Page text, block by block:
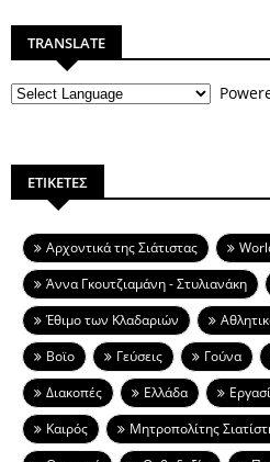
TRANSLATE
ΕΤΙΚΕΤΕΣ
Aρχοντικά της Σιάτιστας
Άννα Γκουτζιαμάνη - Στυλιανάκη
Έθιμο των Κλαδαριών
Βοϊο
Γεύσεις Γούνα
Διακοπές
Ελλάδα
Καιρός
Μητροπολίτης